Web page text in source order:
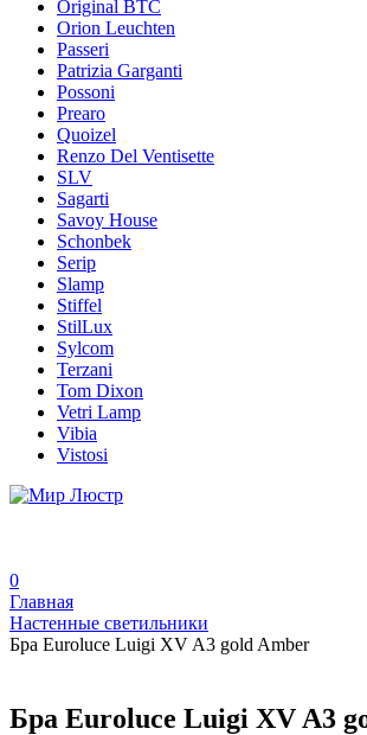
Original BTC
Orion Leuchten
Passeri
Patrizia Garganti
Possoni
Prearo
Quoizel
Renzo Del Ventisette
SLV
Sagarti
Savoy House
Schonbek
Serip
Slamp
Stiffel
StilLux
Sylcom
Terzani
Tom Dixon
Vetri Lamp
Vibia
Vistosi
0
Главная
Настенные светильники
Бра Euroluce Luigi XV A3 gold Amber
Бра Euroluce Luigi XV A3